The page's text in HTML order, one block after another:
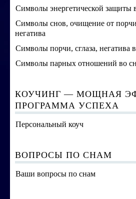
Символы энергетической защиты
Символы снов, очищение от
негатива
Символы порчи, сглаза, негатива
Символы парных отношений во
КОУЧИНГ — МОЩНАЯ
ПРОГРАММА УСПЕХА
Персональный коуч
ВОПРОСЫ ПО СНАМ
Ваши вопросы по снам